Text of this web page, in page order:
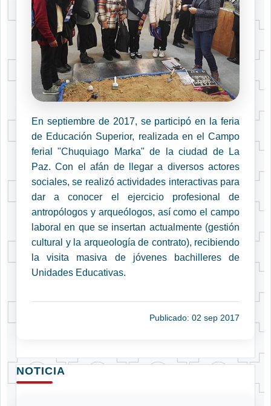
En septiembre de 2017, se participó en la feria
de Educación Superior, realizada en el Campo
ferial "Chuquiago Marka" de la ciudad de La
Paz. Con el afán de llegar a diversos actores
sociales, se realizó actividades interactivas para
dar a conocer el ejercicio profesional de
antropólogos y arqueólogos, así como el campo
laboral en que se insertan actualmente (gestión
cultural y la arqueología de contrato), recibiendo
la visita masiva de jóvenes bachilleres de
Unidades Educativas.
Publicado: 02 sep 2017
NOTICIA